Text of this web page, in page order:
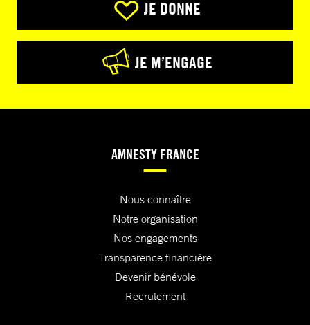
JE DONNE
JE M’ENGAGE
AMNESTY FRANCE
Nous connaître
Notre organisation
Nos engagements
Transparence financière
Devenir bénévole
Recrutement